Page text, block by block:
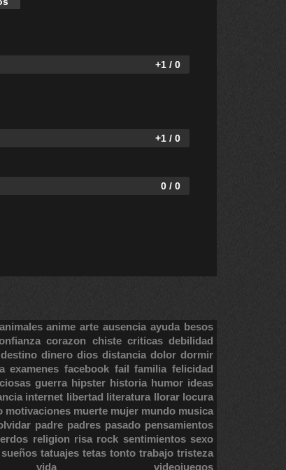
+1 / 0
+1 / 0
0 / 0
animales anime arte ausencia ayuda besos
corazon chiste criticas debilidad
destino dinero dios distancia dolor dormir
examenes facebook fail familia felicidad
guerra hipster historia humor ideas
internet libertad literatura llorar locura
motivaciones muerte mujer mundo musica
padre padres pasado pensamientos
religion risa rock sentimientos sexo
sueños tatuajes tetas tonto trabajo tristeza
vida videojuegos